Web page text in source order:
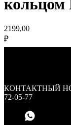
кольцом
2199,00
₽
КОНТАКТНЫЙ
72-05-77